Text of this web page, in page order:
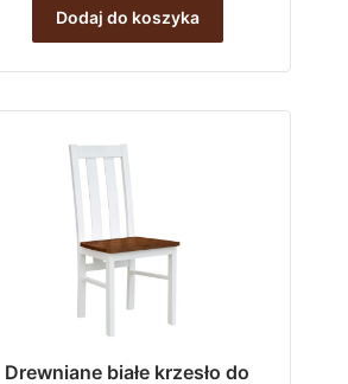
Dodaj do koszyka
Drewniane białe krzesło do